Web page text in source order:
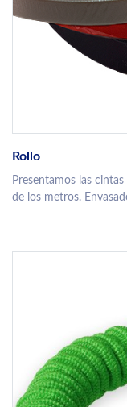
Rollo
Presentamos las
de los metros.